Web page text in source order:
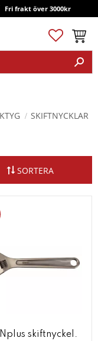
Fri frakt över 3000kr
Favoriter
SKIFTNYCKLAR
SORTERA
skiftnyckel.